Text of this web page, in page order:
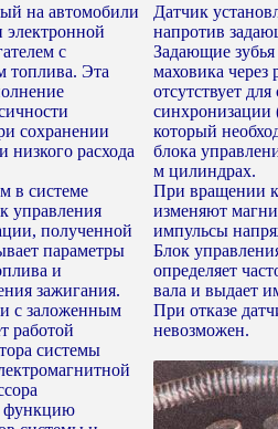
на автомобили
с
топлива. Эта
сохранении
низкого расхода
в системе
управления
полученной
параметры
и
зажигания.
с заложенным
работой
системы
функцию
Датчик
напротив
Задающие
маховика
отсутствует
синхронизации
который
блока
м цилиндрах.
При вращении
изменяют
импульсы
Блок
определяет
вала и выдает
При отказе
невозможен.